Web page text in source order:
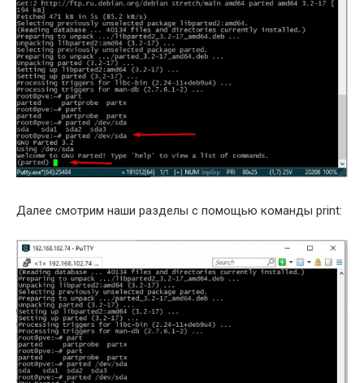
Далее смотрим наши разделы с помощью команды print: